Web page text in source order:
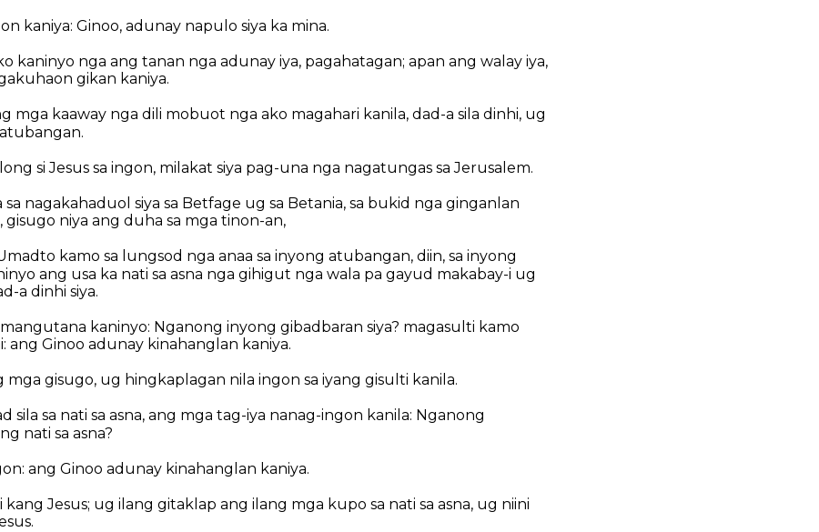
kaniya: Ginoo, adunay napulo siya ka mina.
kaninyo nga ang tanan nga adunay iya, pagahatagan; apan ang walay iya,
gikan kaniya.
mga kaaway nga dili mobuot nga ako magahari kanila, dad-a sila dinhi, ug
si Jesus sa ingon, milakat siya pag-una nga nagatungas sa Jerusalem.
nagakahaduol siya sa Betfage ug sa Betania, sa bukid nga ginganlan
gisugo niya ang duha sa mga tinon-an,
kamo sa lungsod nga anaa sa inyong atubangan, diin, sa inyong
ang usa ka nati sa asna nga gihigut nga wala pa gayud makabay-i ug
a dinhi siya.
kaninyo: Nganong inyong gibadbaran siya? magasulti kamo
ang Ginoo adunay kinahanglan kaniya.
mga gisugo, ug hingkaplagan nila ingon sa iyang gisulti kanila.
sila sa nati sa asna, ang mga tag-iya nanag-ingon kanila: Nganong
nati sa asna?
ang Ginoo adunay kinahanglan kaniya.
kang Jesus; ug ilang gitaklap ang ilang mga kupo sa nati sa asna, ug niini